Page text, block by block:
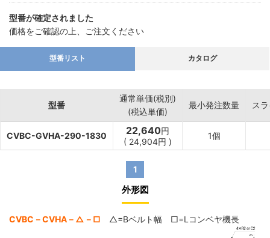
型番が確定されました
価格をご確認の上、ご注文ください
型番リスト カタログ
型番
通常単価(税別)
(税込単価)
最小発注数量 ス
CVBC-GVHA-290-1830 22,640円
( 24,904円 )
1個
1
外形図
CVBC－CVHA－△－□ △=Bベルト幅 □=Lコンベヤ機長